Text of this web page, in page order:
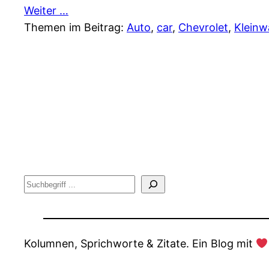
Weiter …
Themen im Beitrag: Auto, car, Chevrolet,
Suche
Kolumnen, Sprichworte & Zitate. Ein Blog mit